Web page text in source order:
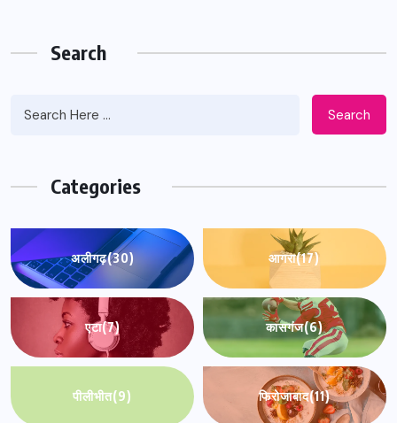
Search
Search
Categories
अलीगढ़(30) आगरा(17)
एटा(7) कासगंज(6)
पीलीभीत(9) फिरोजाबाद(11)